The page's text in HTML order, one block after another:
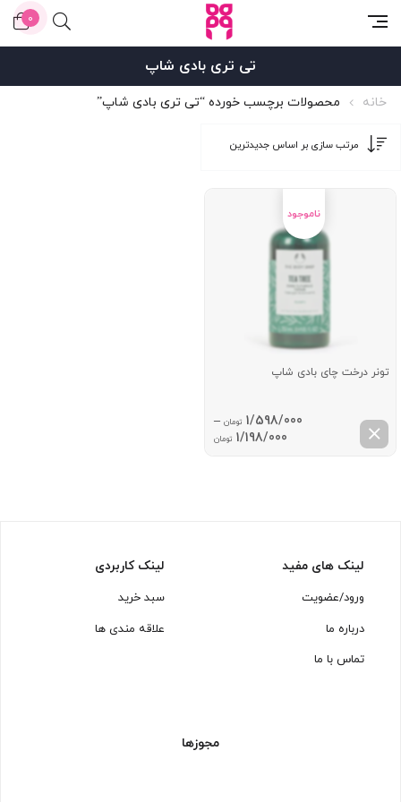
0
تی تری بادی شاپ
خانه محصولات برچسب خورده “تی تری بادی شاپ”
تونر درخت چای بادی شاپ
1/598/000 تومان –
1/198/000 تومانPrice
لینک های مفید
ورود/عضویت
درباره ما
تماس با ما
لینک کاربردی
سبد خرید
علاقه مندی ها
مجوزها